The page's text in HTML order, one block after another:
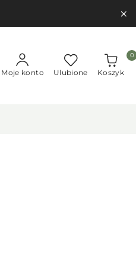
Moje konto Ulubione Koszyk
0